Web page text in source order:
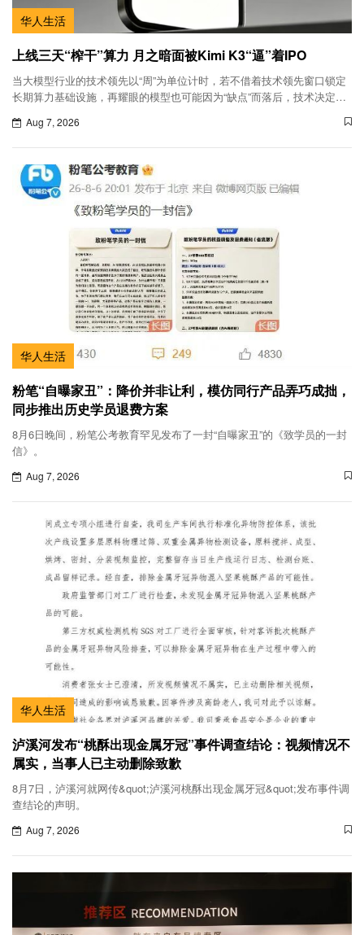
华人生活
上线三天“榨干”算力 月之暗面被Kimi K3“逼”着IPO
当大模型行业的技术领先以“周”为单位计时，若不借着技术领先窗口锁定
长期算力基础设施，再耀眼的模型也可能因为“缺点”而落后，技术决定了
Aug 7, 2026
华人生活
粉笔“自曝家丑”：降价并非让利，模仿同行产品弄巧成拙，
同步推出历史学员退费方案
8月6日晚间，粉笔公考教育罕见发布了一封“自曝家丑”的《致学员的一封
信》。
Aug 7, 2026
华人生活
泸溪河发布“桃酥出现金属牙冠”事件调查结论：视频情况不
属实，当事人已主动删除致歉
8月7日，泸溪河就网传&quot;泸溪河桃酥出现金属牙冠&quot;发布事件调
查结论的声明。
Aug 7, 2026